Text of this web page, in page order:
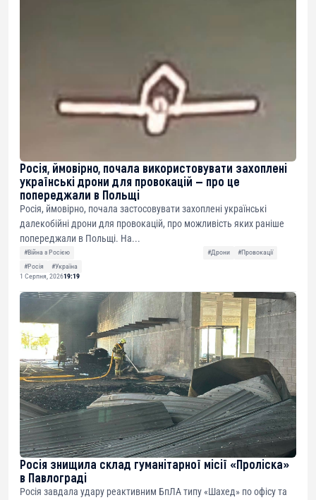
Росія, ймовірно, почала використовувати захоплені
українські дрони для провокацій — про це
попереджали в Польщі
Росія, ймовірно, почала застосовувати захоплені українські
далекобійні дрони для провокацій, про можливість яких раніше
попереджали в Польщі. На...
#Війна з Росією #Дрони
#Провокації
#Росія
#Україна
1 Серпня, 202619:19
Росія знищила склад гуманітарної місії «Проліска»
в Павлограді
Росія завдала удару реактивним БпЛА типу «Шахед» по офісу та